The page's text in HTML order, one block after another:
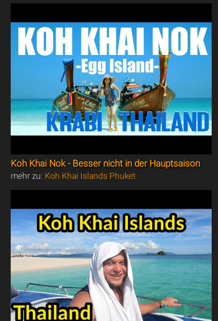
Koh Khai Nok - Besser nicht in der Hauptsaison
mehr zu: Koh Khai Islands Phuket